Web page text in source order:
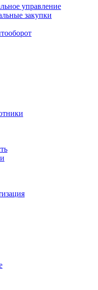
управление
закупки